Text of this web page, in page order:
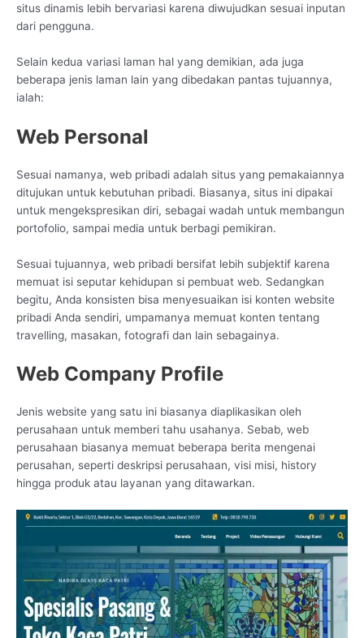
situs dinamis lebih bervariasi karena diwujudkan sesuai inputan
dari pengguna.
Selain kedua variasi laman hal yang demikian, ada juga
beberapa jenis laman lain yang dibedakan pantas tujuannya,
ialah:
Web Personal
Sesuai namanya, web pribadi adalah situs yang pemakaiannya
ditujukan untuk kebutuhan pribadi. Biasanya, situs ini dipakai
untuk mengekspresikan diri, sebagai wadah untuk membangun
portofolio, sampai media untuk berbagi pemikiran.
Sesuai tujuannya, web pribadi bersifat lebih subjektif karena
memuat isi seputar kehidupan si pembuat web. Sedangkan
begitu, Anda konsisten bisa menyesuaikan isi konten website
pribadi Anda sendiri, umpamanya memuat konten tentang
travelling, masakan, fotografi dan lain sebagainya.
Web Company Profile
Jenis website yang satu ini biasanya diaplikasikan oleh
perusahaan untuk memberi tahu usahanya. Sebab, web
perusahaan biasanya memuat beberapa berita mengenai
perusahan, seperti deskripsi perusahaan, visi misi, history
hingga produk atau layanan yang ditawarkan.